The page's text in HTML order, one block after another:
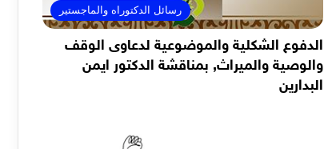
رسائل الدكتوراه والماجستير
الدفوع الشكلية والموضوعية لدعاوى الوقف
والوصية والميراث, بمناقشة الدكتور ايمن
البدارين